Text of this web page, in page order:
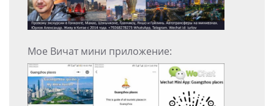
Мое Вичат мини приложение: